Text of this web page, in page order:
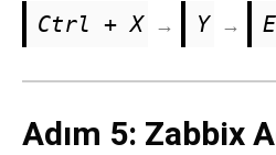
Ctrl + X → Y →
Adım 5: Zabbix